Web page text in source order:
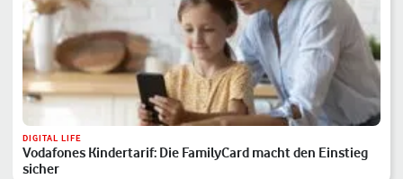
DIGITAL LIFE
Vodafones Kindertarif: Die FamilyCard macht den Einstieg
sicher